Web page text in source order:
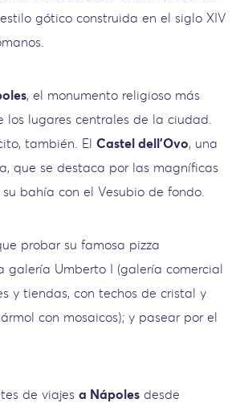
gótico construida en el siglo XIV
, el monumento religioso más
los lugares centrales de la ciudad.
también. El Castel dell’Ovo, una
que se destaca por las magníficas
bahía con el Vesubio de fondo.
probar su famosa pizza
galería Umberto I (galería comercial
y tiendas, con techos de cristal y
con mosaicos); y pasear por el
de viajes a Nápoles desde